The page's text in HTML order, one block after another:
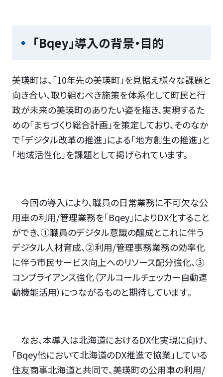
「Bqey」導入の背景・目的
美瑛町は、「10年先の美瑛町」を見据え様々な課題と
向き合い、取り組むべき施策を体系化して町民と行
政が未来の美瑛町のありたい姿を描き、実現するた
めの「まちづくり総合計画」を策定しており、そのなか
で「デジタル改革の推進」による「地方創生の推進」と
「地域活性化」を課題として掲げられています。
今回の導入により、職員の日常業務に不可欠な公
用車の利用/管理業務を「Bqey」によりDX化すること
ができ、①職員のデジタル意識の醸成とこれに伴う
デジタル人材育成、②利用/管理事務業務の効率化
に伴う市民サービス向上へのリソース配分強化、③
コンプライアンス強化（アルコールチェッカー自動連
動機能活用）につながるものと期待しています。
なお、本導入は北海道におけるDX化実現に向け、
「Bqey他において北海道のDX推進で協業」している
住友商事北海道と共同で、美瑛町の公用車の利用/